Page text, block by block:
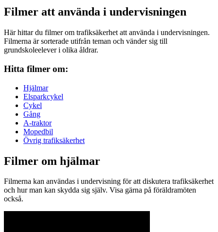
Filmer att använda i undervisningen
Här hittar du filmer om trafiksäkerhet att använda i undervisningen.
Filmerna är sorterade utifrån teman och vänder sig till
grundskoleelever i olika åldrar.
Hitta filmer om:
Hjälmar
Elsparkcykel
Cykel
Gång
A-traktor
Mopedbil
Övrig trafiksäkerhet
Filmer om hjälmar
Filmerna kan användas i undervisning för att diskutera trafiksäkerhet
och hur man kan skydda sig själv. Visa gärna på föräldramöten
också.